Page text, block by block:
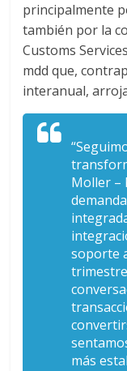
p
o
s
principalmente
también por la
Customs
mdd que,
interanual,
Moller –
soporte
más